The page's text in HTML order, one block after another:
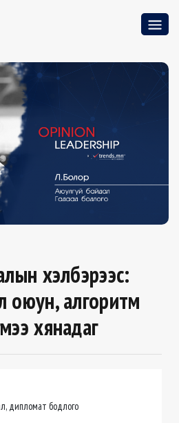
хэлбэрээс:
оюун, алгоритм
хянадаг
дипломат бодлого